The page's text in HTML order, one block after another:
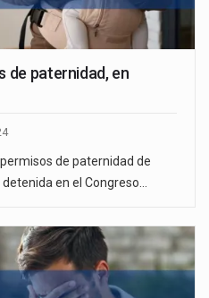
de paternidad, en
de paternidad de
en el Congreso…